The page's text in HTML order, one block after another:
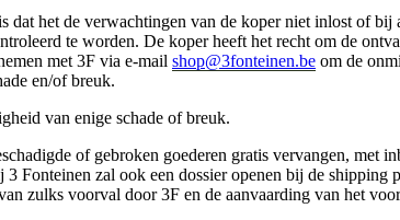
dat het de verwachtingen van de koper niet inlost of
te worden. De koper heeft het recht om de
met 3F via e-mail shop@3fonteinen.be om de
en/of breuk.
van enige schade of breuk.
of gebroken goederen gratis vervangen, met
zal ook een dossier openen bij de shipping
zulks voorval door 3F en de aanvaarding van het